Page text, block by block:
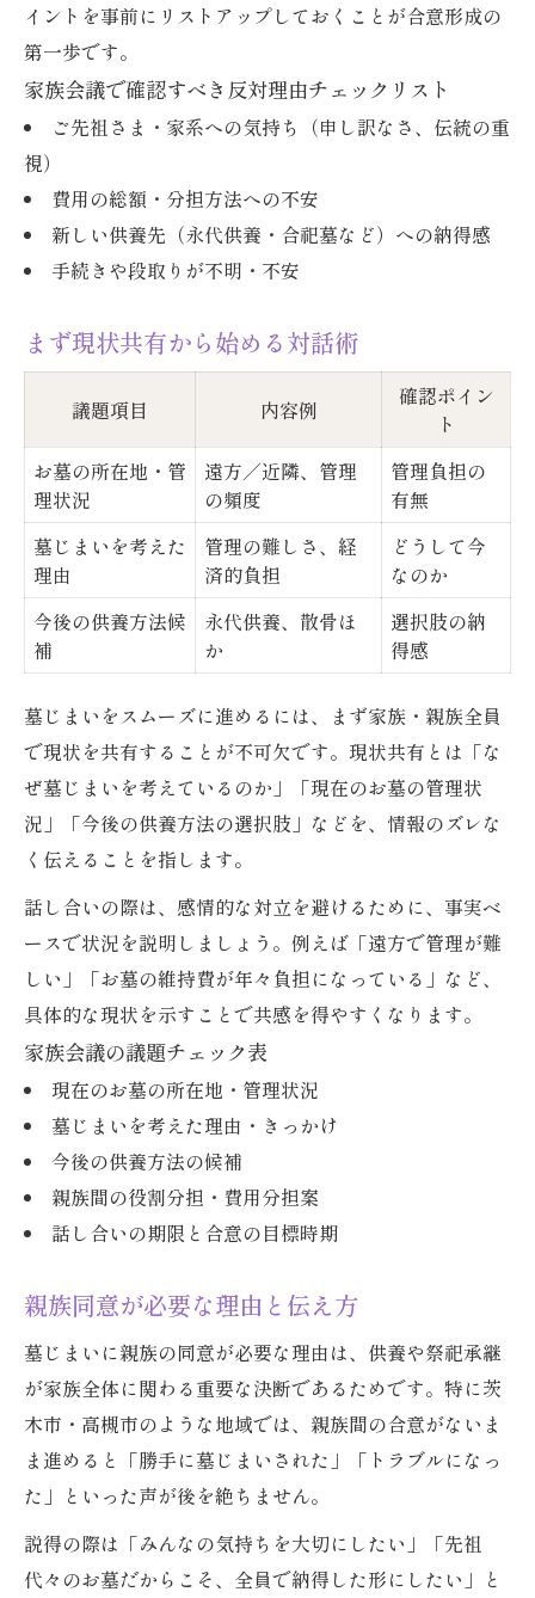
家族会議で話し合うべき議題と進め方
家族会議の議題チェック表付き
役割分担と費用分担の整理術
合意形成に向けた会議進行例
もめやすい論点の整理方法
イントを事前にリストアップしておくことが合意形成の
第一歩です。
家族会議で確認すべき反対理由チェックリスト
ご先祖さま・家系への気持ち（申し訳なさ、伝統の重
視）
費用の総額・分担方法への不安
新しい供養先（永代供養・合祀墓など）への納得感
手続きや段取りが不明・不安
まず現状共有から始める対話術
議題項目 内容例
確認ポイン
ト
お墓の所在地・管
理状況
遠方／近隣、管理
の頻度
管理負担の
有無
墓じまいを考えた
理由
管理の難しさ、経
済的負担
どうして今
なのか
今後の供養方法候
補
永代供養、散骨ほ
か
選択肢の納
得感
墓じまいをスムーズに進めるには、まず家族・親族全員
で現状を共有することが不可欠です。現状共有とは「な
ぜ墓じまいを考えているのか」「現在のお墓の管理状
況」「今後の供養方法の選択肢」などを、情報のズレな
く伝えることを指します。
話し合いの際は、感情的な対立を避けるために、事実ベ
ースで状況を説明しましょう。例えば「遠方で管理が難
しい」「お墓の維持費が年々負担になっている」など、
具体的な現状を示すことで共感を得やすくなります。
家族会議の議題チェック表
現在のお墓の所在地・管理状況
墓じまいを考えた理由・きっかけ
今後の供養方法の候補
親族間の役割分担・費用分担案
話し合いの期限と合意の目標時期
親族同意が必要な理由と伝え方
墓じまいに親族の同意が必要な理由は、供養や祭祀承継
が家族全体に関わる重要な決断であるためです。特に茨
木市・高槻市のような地域では、親族間の合意がないま
ま進めると「勝手に墓じまいされた」「トラブルになっ
た」といった声が後を絶ちません。
説得の際は「みんなの気持ちを大切にしたい」「先祖
代々のお墓だからこそ、全員で納得した形にしたい」と